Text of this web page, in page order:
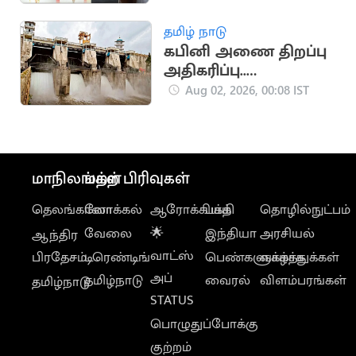
கைது
தமிழ் நாடு
கபினி அணை திறப்பு
அதிகரிப்பு..
தமிழகத்திற்கு கூடுதல்
Aug 02, 2026, 00:08 IST
மாநிலங்கள்
தெலங்கானா
ஆந்திர
பிரதேசம்
தமிழ்நாடு
மற்ற பிரிவுகள்
லோக்கல்
வேலை
டிரெண்டிங்
தமிழ்நாடு
ஆரோக்கியம்
🌟
வாட்ஸ்
அப்
STATUS
பொழுதுப்போக்கு
குற்றம்
பக்தி
இந்தியா
பெண்களுக்காக
வைரல்
தொழில்நுட்பம்
அரசியல்
வாழ்த்துக்கள்
விளம்பரங்கள்